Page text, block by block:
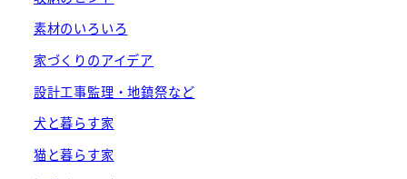
素材のいろいろ
家づくりのアイデア
設計工事監理・地鎮祭など
犬と暮らす家
猫と暮らす家